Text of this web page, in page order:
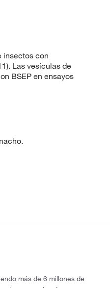
insectos con
Las vesículas de
BSEP en ensayos
más de 6 millones de